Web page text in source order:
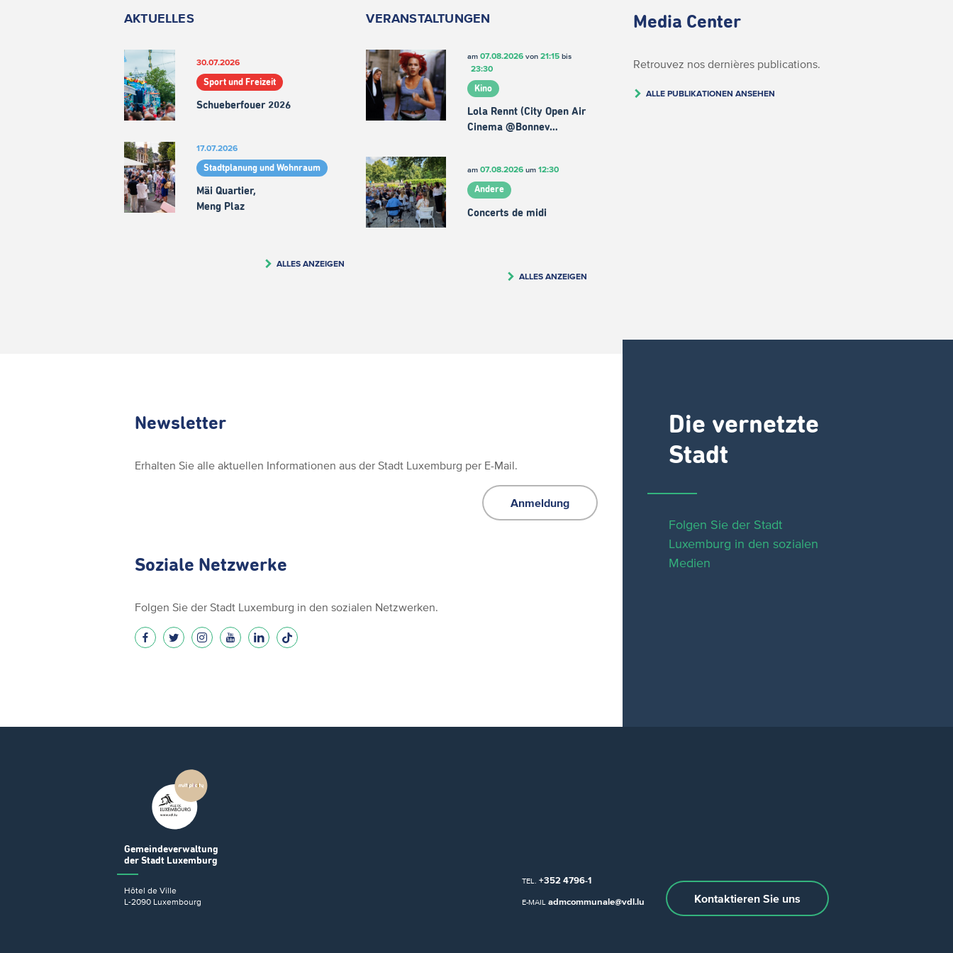
AKTUELLES
30.07.2026
Sport und Freizeit
Schueberfouer 2026
17.07.2026
Stadtplanung und Wohnraum
Mäi Quartier,
Meng Plaz
ALLES ANZEIGEN
VERANSTALTUNGEN
am 07.08.2026von 21:15bis
23:30
Kino
Lola Rennt (City Open Air
Cinema @Bonnev…
am 07.08.2026um 12:30
Andere
Concerts de midi
ALLES ANZEIGEN
Media Center
Retrouvez nos dernières publications.
ALLE PUBLIKATIONEN ANSEHEN
Die vernetzte
Stadt
Folgen Sie der Stadt
Luxemburg in den sozialen
Medien
Newsletter
Erhalten Sie alle aktuellen Informationen aus der Stadt Luxemburg per E-Mail.
Anmeldung
Soziale Netzwerke
Folgen Sie der Stadt Luxemburg in den sozialen Netzwerken.
Gemeindeverwaltung
der Stadt Luxemburg
Hôtel de Ville
L-2090 Luxembourg
TEL. +352 4796-1
E-MAIL admcommunale@vdl.lu Kontaktieren Sie uns